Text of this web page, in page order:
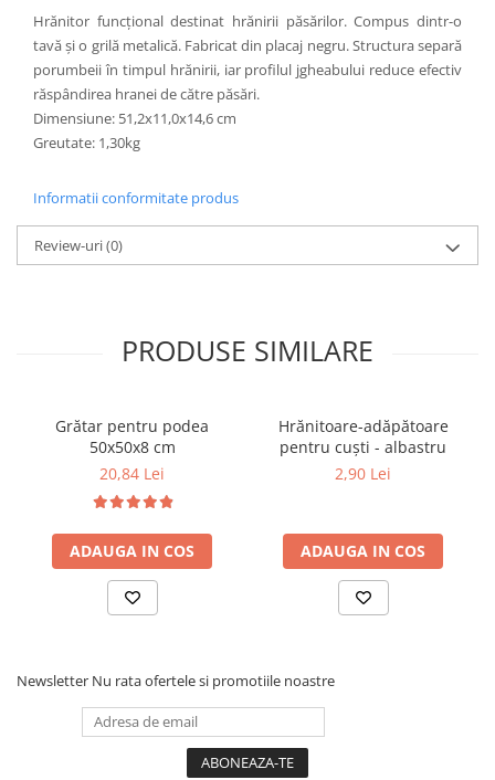
Hrănitor funcțional destinat hrănirii păsărilor. Compus dintr-o
tavă și o grilă metalică. Fabricat din placaj negru. Structura separă
porumbeii în timpul hrănirii, iar profilul jgheabului reduce efectiv
răspândirea hranei de către păsări.
Dimensiune: 51,2x11,0x14,6 cm
Greutate: 1,30kg
Informatii conformitate produs
Review-uri(0)
PRODUSE SIMILARE
Grătar pentru podea
50x50x8 cm
20,84 Lei
ADAUGA IN COS
Hrănitoare-adăpătoare
pentru cuști - albastru
2,90 Lei
ADAUGA IN COS
Newsletter Nu rata ofertele si promotiile noastre